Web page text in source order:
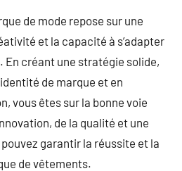
de mode repose sur une
et la capacité à s’adapter
En créant une stratégie solide,
de marque et en
vous êtes sur la bonne voie
de la qualité et une
garantir la réussite et la
de vêtements.